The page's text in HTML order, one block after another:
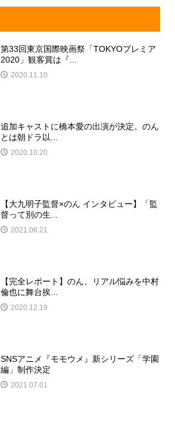
第33回東京国際映画祭「TOKYOプレミア
2020」観客賞は『...
2020.11.10
追加キャストに橋本愛の出演が決定。のん
とは朝ドラ以...
2020.10.20
【大九明子監督×のん インタビュー】「監
督って別の生...
2021.06.21
【完全レポート】のん、リアル悩みを中村
倫也に舞台挨...
2020.12.19
SNSアニメ『モモウメ』新シリーズ「学園
編」制作決定
2021.07.01